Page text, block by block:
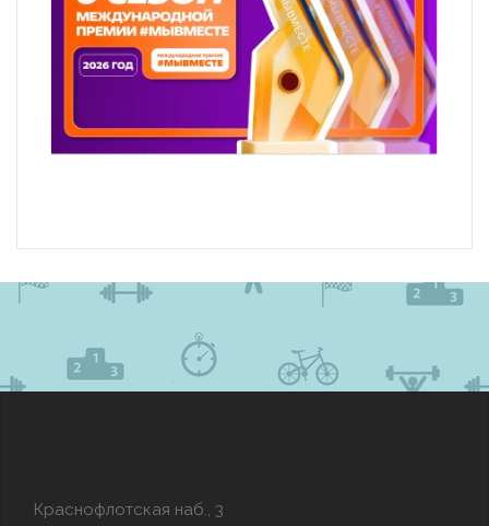
Краснофлотская наб., 3